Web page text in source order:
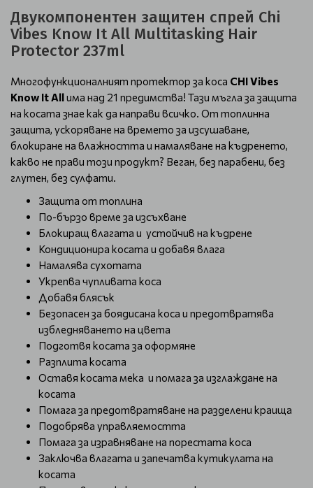
Двукомпонентен защитен спрей Chi
Vibes Know It All Multitasking Hair
Protector 237ml
Многофункционалният протектор за коса CHI Vibes
Know It Allима над 21 предимства! Тази мъгла за защита
на косата знае как да направи всичко. От топлинна
защита, ускоряване на времето за изсушаване,
блокиране на влажността и намаляване на къдренето,
какво не прави този продукт? Веган, без парабени, без
глутен, без сулфати.
Защита от топлина
По-бързо време за изсъхване
Блокиращ влагата и устойчив на къдрене
Кондиционира косата и добавя влага
Намалява сухотата
Укрепва чупливата коса
Добавя блясък
Безопасен за боядисана коса и предотвратява
избледняването на цвета
Подготвя косата за оформяне
Разплита косата
Оставя косата мека и помага за изглаждане на
косата
Помага за предотвратяване на разделени краища
Подобрява управляемостта
Помага за изравняване на порестата коса
Заключва влагата и запечатва кутикулата на
косата